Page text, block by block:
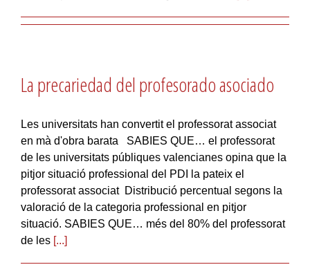
La precariedad del profesorado asociado
Les universitats han convertit el professorat associat
en mà d'obra barata SABIES QUE… el professorat
de les universitats públiques valencianes opina que la
pitjor situació professional del PDI la pateix el
professorat associat Distribució percentual segons la
valoració de la categoria professional en pitjor
situació. SABIES QUE… més del 80% del professorat
de les [...]